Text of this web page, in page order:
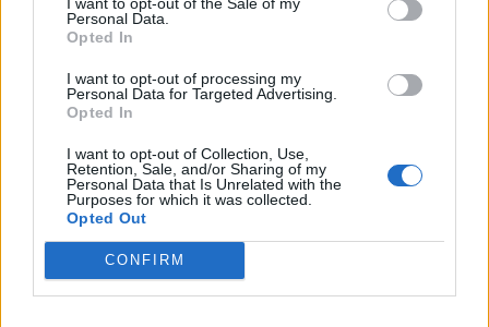
Personal Data.
Opted In
I want to opt-out of processing my
Personal Data for Targeted Advertising.
Opted In
I want to opt-out of Collection, Use,
Retention, Sale, and/or Sharing of my
Personal Data that Is Unrelated with the
Purposes for which it was collected.
Opted Out
CONFIRM
KAPCSOLÓDÓ CIKKEK TÖBB A SZERZŐTŐL
Minka 13. rész